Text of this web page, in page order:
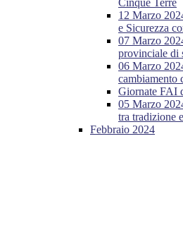
Cinque Terre
12 Marzo
e Sicurezza
07 Marzo
provinciale di
06 Marzo
cambiamento
Giornate FAI
05 Marzo
tra tradizione
Febbraio 2024